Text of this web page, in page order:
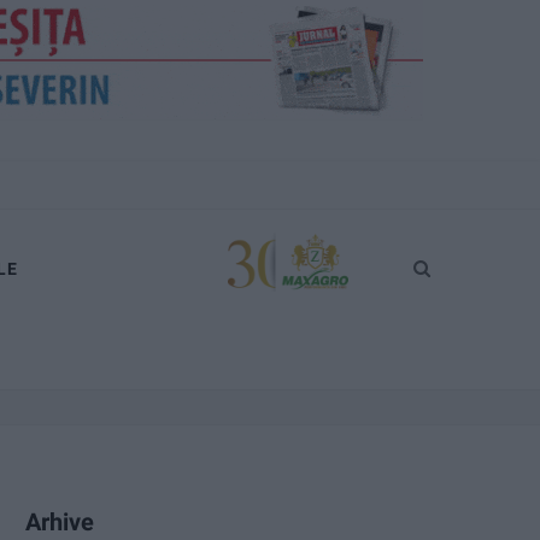
Arhive